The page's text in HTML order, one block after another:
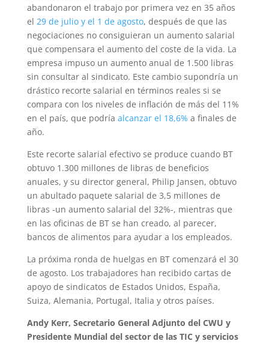
abandonaron el trabajo por primera vez en 35 años
el 29 de julio y el 1 de agosto, después de que las
negociaciones no consiguieran un aumento salarial
que compensara el aumento del coste de la vida. La
empresa impuso un aumento anual de 1.500 libras
sin consultar al sindicato. Este cambio supondría un
drástico recorte salarial en términos reales si se
compara con los niveles de inflación de más del 11%
en el país, que podría alcanzar el 18,6% a finales de
año.
Este recorte salarial efectivo se produce cuando BT
obtuvo 1.300 millones de libras de beneficios
anuales, y su director general, Philip Jansen, obtuvo
un abultado paquete salarial de 3,5 millones de
libras -un aumento salarial del 32%-, mientras que
en las oficinas de BT se han creado, al parecer,
bancos de alimentos para ayudar a los empleados.
La próxima ronda de huelgas en BT comenzará el 30
de agosto. Los trabajadores han recibido cartas de
apoyo de sindicatos de Estados Unidos, España,
Suiza, Alemania, Portugal, Italia y otros países.
Andy Kerr, Secretario General Adjunto del CWU y
Presidente Mundial del sector de las TIC y servicios